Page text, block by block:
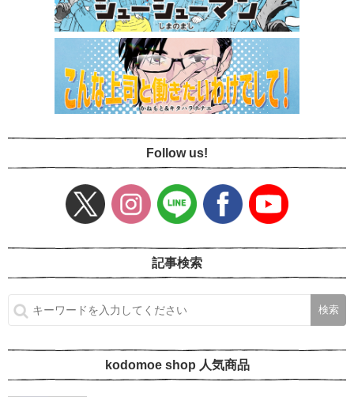
Follow us!
記事検索
kodomoe shop 人気商品